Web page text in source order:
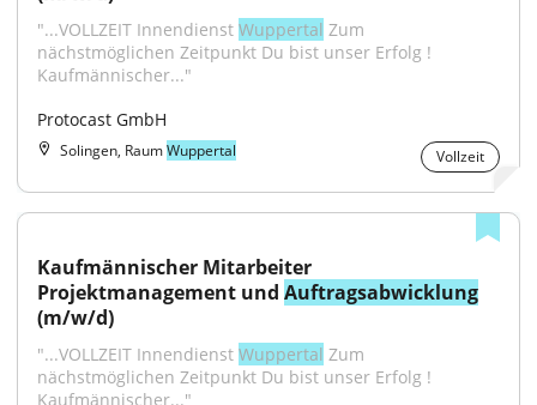
"...VOLLZEIT Innendienst Wuppertal Zum
nächstmöglichen Zeitpunkt Du bist unser Erfolg !
Kaufmännischer..."
Protocast GmbH
Solingen, RaumWuppertal Vollzeit
Kaufmännischer Mitarbeiter
Projektmanagement und Auftragsabwicklung
(m/w/d)
"...VOLLZEIT Innendienst Wuppertal Zum
nächstmöglichen Zeitpunkt Du bist unser Erfolg !
Kaufmännischer..."